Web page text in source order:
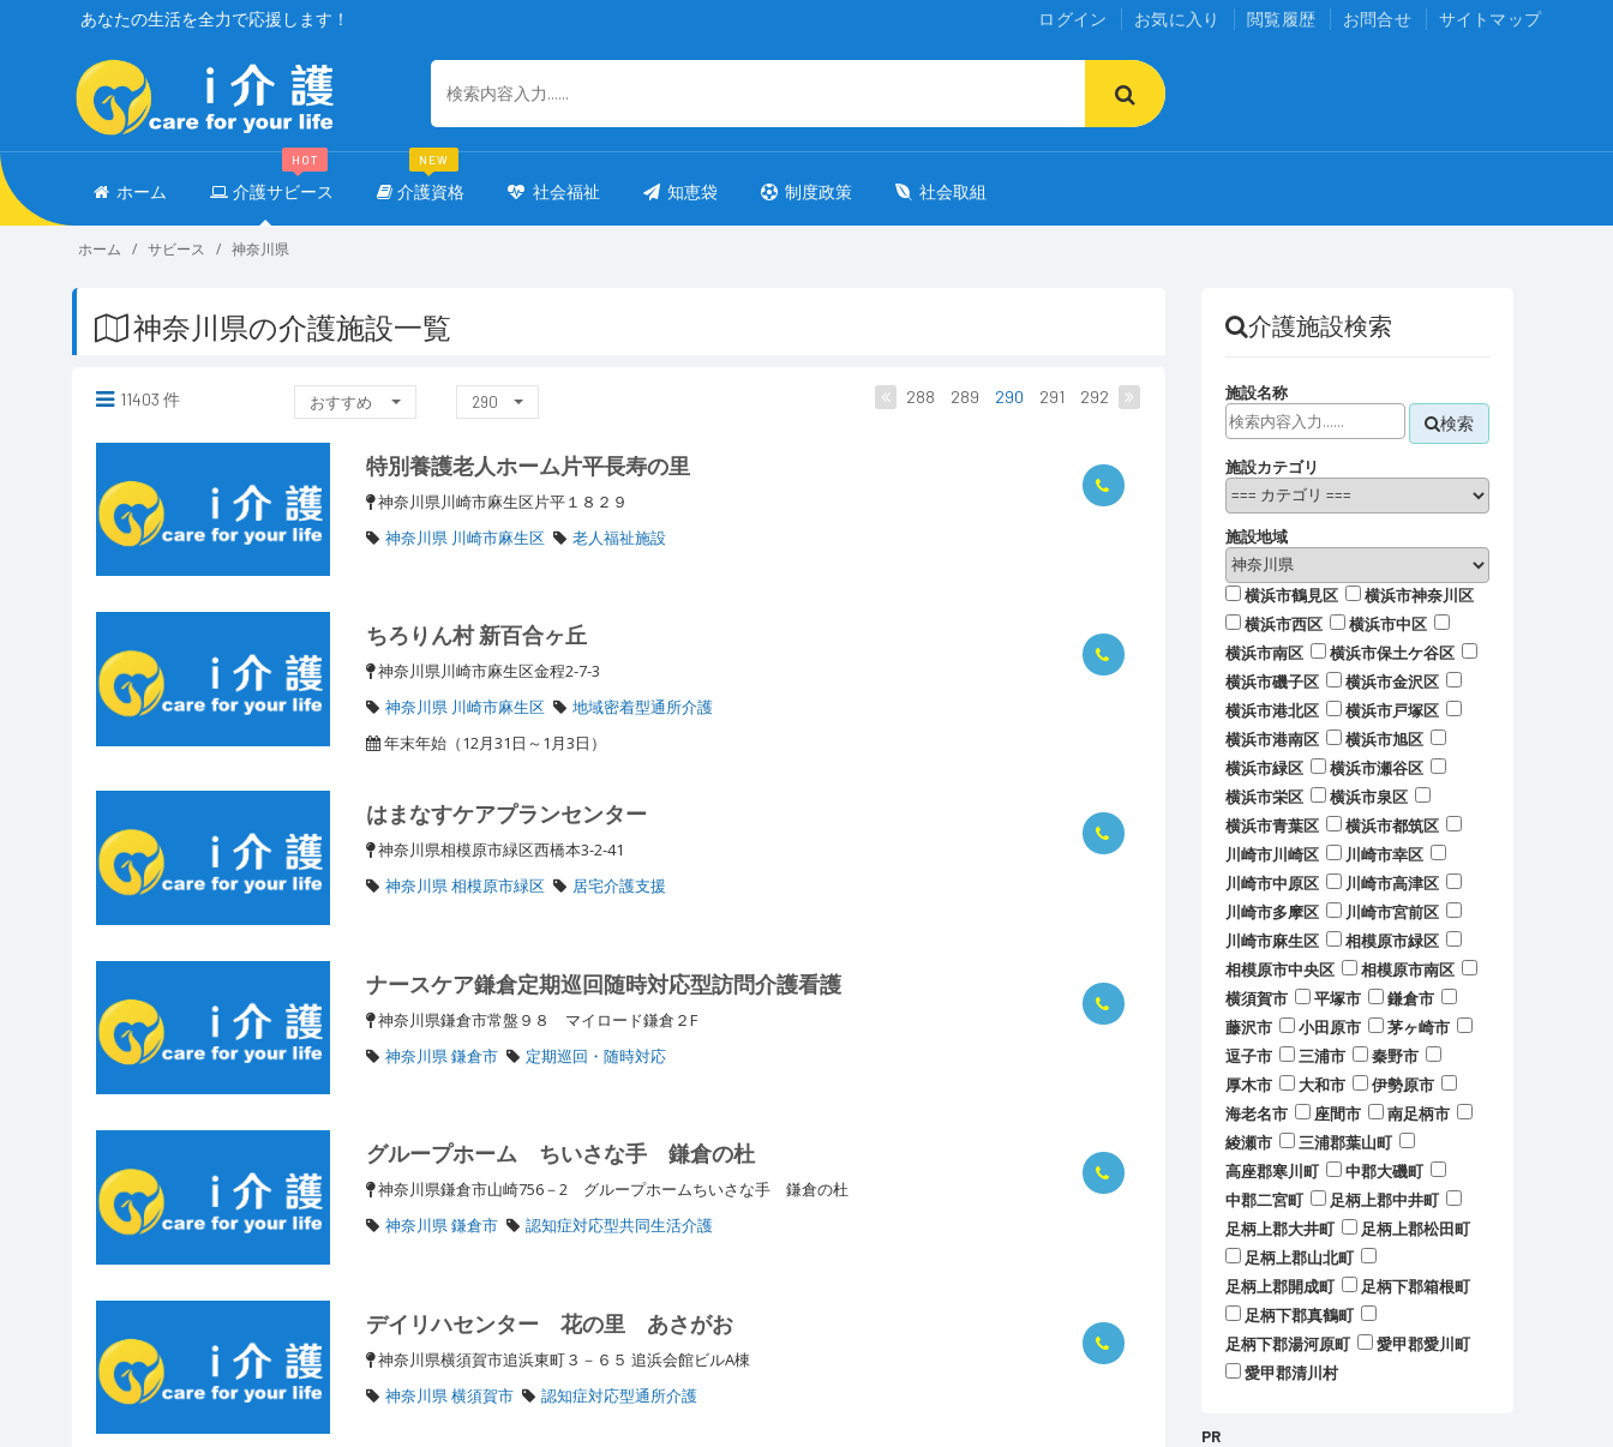
ログイン お気に入り 閲覧履歴 お問合せ サイトマップ
あなたの生活を全力で応援します！
ホーム 介護サビース
HOT
介護資格
NEW
社会福祉 知恵袋 制度政策 社会取組
ホーム サビース 神奈川県
神奈川県の介護施設一覧
11403 件 おすすめ 290 288 289 290 291 292
特別養護老人ホーム片平長寿の里
神奈川県川崎市麻生区片平１８２９
神奈川県 川崎市麻生区
老人福祉施設
ちろりん村 新百合ヶ丘
神奈川県川崎市麻生区金程2-7-3
神奈川県 川崎市麻生区
地域密着型通所介護
年末年始（12月31日～1月3日）
はまなすケアプランセンター
神奈川県相模原市緑区西橋本3-2-41
神奈川県 相模原市緑区
居宅介護支援
ナースケア鎌倉定期巡回随時対応型訪問介護看護
神奈川県鎌倉市常盤９８ マイロード鎌倉２F
神奈川県 鎌倉市
定期巡回・随時対応
グループホーム ちいさな手 鎌倉の杜
神奈川県鎌倉市山崎756－2 グループホームちいさな手 鎌倉の杜
神奈川県 鎌倉市
認知症対応型共同生活介護
デイリハセンター 花の里 あさがお
神奈川県横須賀市追浜東町３－６５ 追浜会館ビルA棟
神奈川県 横須賀市
認知症対応型通所介護
介護施設検索
施設名称
検索
施設カテゴリ
施設地域
横浜市鶴見区
横浜市神奈川区
横浜市西区
横浜市中区
横浜市南区
横浜市保土ケ谷区
横浜市磯子区
横浜市金沢区
横浜市港北区
横浜市戸塚区
横浜市港南区
横浜市旭区
横浜市緑区
横浜市瀬谷区
横浜市栄区
横浜市泉区
横浜市青葉区
横浜市都筑区
川崎市川崎区
川崎市幸区
川崎市中原区
川崎市高津区
川崎市多摩区
川崎市宮前区
川崎市麻生区
相模原市緑区
相模原市中央区
相模原市南区
横須賀市
平塚市
鎌倉市
藤沢市
小田原市
茅ヶ崎市
逗子市
三浦市
秦野市
厚木市
大和市
伊勢原市
海老名市
座間市
南足柄市
綾瀬市
三浦郡葉山町
高座郡寒川町
中郡大磯町
中郡二宮町
足柄上郡中井町
足柄上郡大井町
足柄上郡松田町
足柄上郡山北町
足柄上郡開成町
足柄下郡箱根町
足柄下郡真鶴町
足柄下郡湯河原町
愛甲郡愛川町
愛甲郡清川村
PR